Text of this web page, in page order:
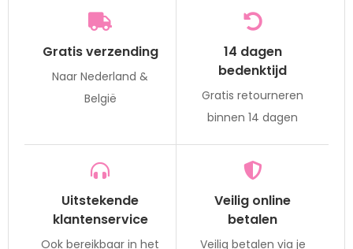
Gratis verzending
Naar Nederland &
België
14 dagen
bedenktijd
Gratis retourneren
binnen 14 dagen
Uitstekende
klantenservice
Ook bereikbaar in het
Veilig online
betalen
Veilig betalen via je